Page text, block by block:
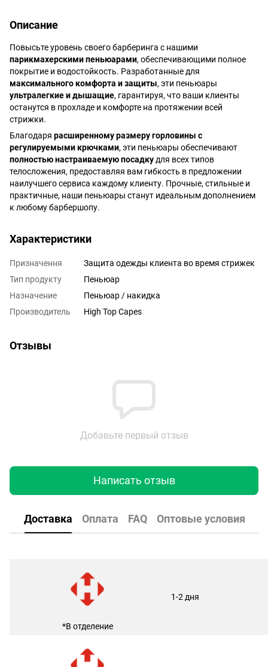
Описание
Повысьте уровень своего барберинга с нашими
парикмахерскими пеньюарами, обеспечивающими полное
покрытие и водостойкость. Разработанные для
максимального комфорта и защиты, эти пеньюары
ультралегкие и дышащие, гарантируя, что ваши клиенты
останутся в прохладе и комфорте на протяжении всей
стрижки.
Благодаря расширенному размеру горловины с
регулируемыми крючками, эти пеньюары обеспечивают
полностью настраиваемую посадку для всех типов
телосложения, предоставляя вам гибкость в предложении
наилучшего сервиса каждому клиенту. Прочные, стильные и
практичные, наши пеньюары станут идеальным дополнением
к любому барбершопу.
Характеристики
Призначення
Защита одежды клиента во время стрижек
Тип продукту
Пеньюар
Назначение
Пеньюар / накидка
Производитель
High Top Capes
Отзывы
Добавьте первый отзыв
Написать отзыв
Доставка Оплата FAQ Оптовые условия
*В отделение
1-2 дня